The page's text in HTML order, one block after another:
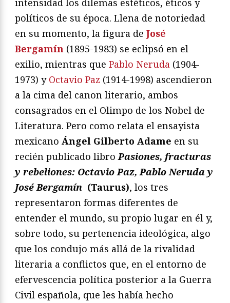
intensidad los dilemas estéticos, éticos y
políticos de su época. Llena de notoriedad
en su momento, la figura de José
Bergamín (1895-1983) se eclipsó en el
exilio, mientras que Pablo Neruda (1904-
1973) y Octavio Paz (1914-1998) ascendieron
a la cima del canon literario, ambos
consagrados en el Olimpo de los Nobel de
Literatura. Pero como relata el ensayista
mexicano Ángel Gilberto Adame en su
recién publicado libroPasiones, fracturas
y rebeliones: Octavio Paz, Pablo Neruda y
José Bergamín (Taurus), los tres
representaron formas diferentes de
entender el mundo, su propio lugar en él y,
sobre todo, su pertenencia ideológica, algo
que los condujo más allá de la rivalidad
literaria a conflictos que, en el entorno de
efervescencia política posterior a la Guerra
Civil española, que les había hecho